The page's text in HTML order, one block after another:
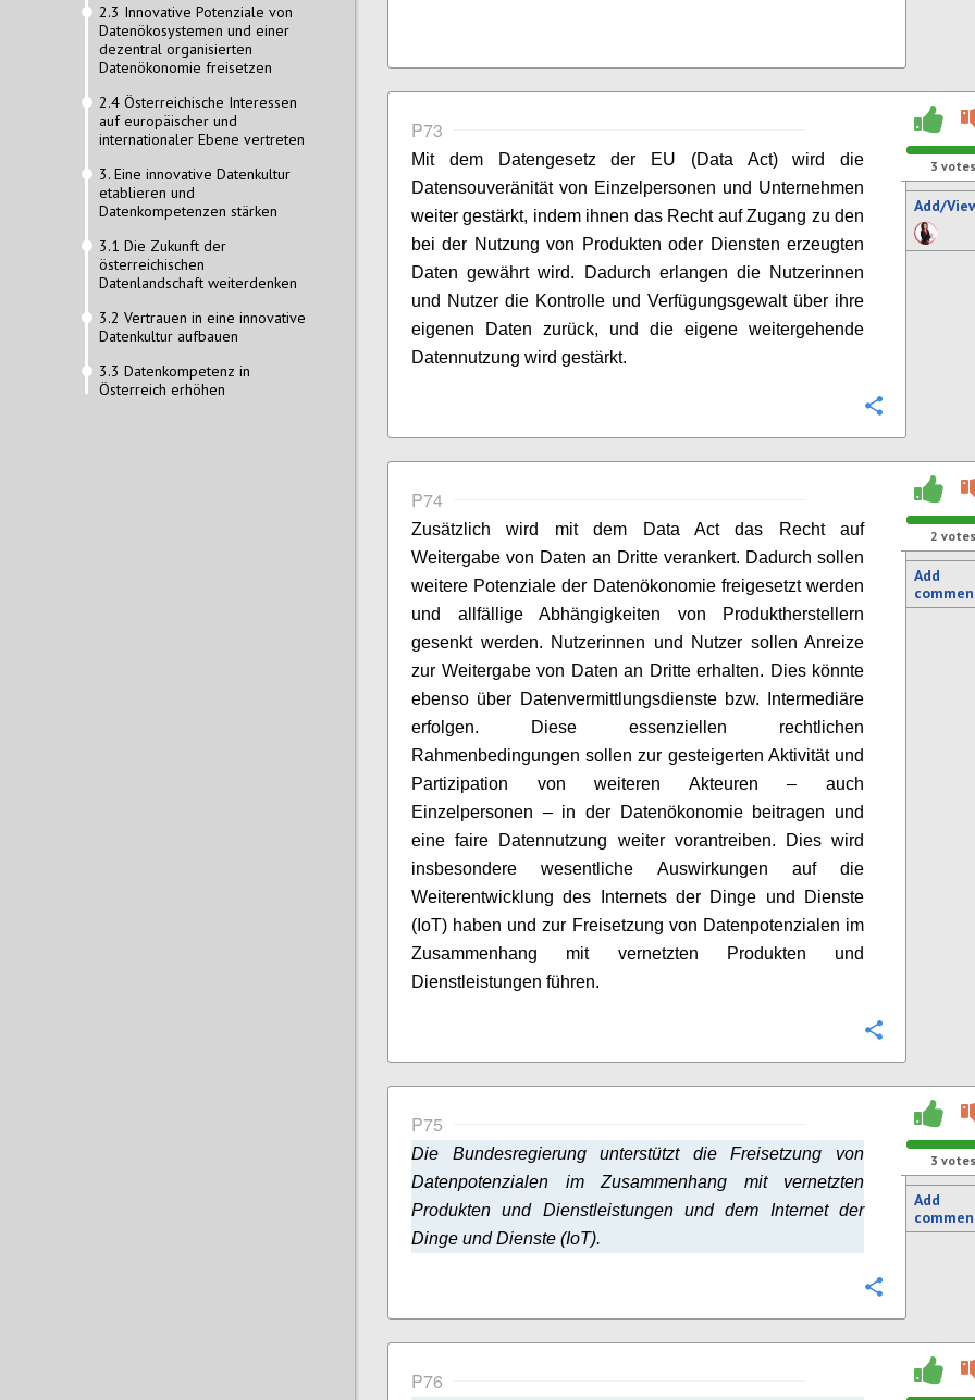
2.3 Innovative Potenziale von
Datenökosystemen und einer
dezentral organisierten
Datenökonomie freisetzen
2.4 Österreichische Interessen
auf europäischer und
internationaler Ebene vertreten
3. Eine innovative Datenkultur
etablieren und
Datenkompetenzen stärken
3.1 Die Zukunft der
österreichischen
Datenlandschaft weiterdenken
3.2 Vertrauen in eine innovative
Datenkultur aufbauen
3.3 Datenkompetenz in
Österreich erhöhen
P73
Mit dem Datengesetz der EU (Data Act) wird die
Datensouveränität von Einzelpersonen und Unternehmen
weiter gestärkt, indem ihnen das Recht auf Zugang zu den
bei der Nutzung von Produkten oder Diensten erzeugten
Daten gewährt wird. Dadurch erlangen die Nutzerinnen
und Nutzer die Kontrolle und Verfügungsgewalt über ihre
eigenen Daten zurück, und die eigene weitergehende
Datennutzung wird gestärkt.
3 votes
Add/
P74
Zusätzlich wird mit dem Data Act das Recht auf
Weitergabe von Daten an Dritte verankert. Dadurch sollen
weitere Potenziale der Datenökonomie freigesetzt werden
und allfällige Abhängigkeiten von Produktherstellern
gesenkt werden. Nutzerinnen und Nutzer sollen Anreize
zur Weitergabe von Daten an Dritte erhalten. Dies könnte
ebenso über Datenvermittlungsdienste bzw. Intermediäre
erfolgen. Diese essenziellen rechtlichen
Rahmenbedingungen sollen zur gesteigerten Aktivität und
Partizipation von weiteren Akteuren – auch
Einzelpersonen – in der Datenökonomie beitragen und
eine faire Datennutzung weiter vorantreiben. Dies wird
insbesondere wesentliche Auswirkungen auf die
Weiterentwicklung des Internets der Dinge und Dienste
(IoT) haben und zur Freisetzung von Datenpotenzialen im
Zusammenhang mit vernetzten Produkten und
Dienstleistungen führen.
2 votes
Add
P75
Die Bundesregierung unterstützt die Freisetzung von
Datenpotenzialen im Zusammenhang mit vernetzten
Produkten und Dienstleistungen und dem Internet der
Dinge und Dienste (IoT).
3 votes
Add
P76